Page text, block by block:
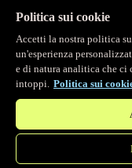
Main menu
/ Prodotti
Osservabilità
Logging in tempo
Politica sui cookie
Accetti la nostra politica
un'esperienza
e di natura analitica che ci
intoppi. Politica sui